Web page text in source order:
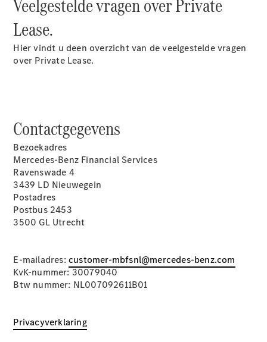
GLE
GLE
GLE Coupé
GLE
Coupé
Nieuw
G-Klasse
Terreinwagen
Elektrisch
G-Klasse
Terreinwagen
Configurator
Mercedes-
Benz Store
Alle Estates
CLA
Veelgestelde vragen over Private
Lease.
Hier vindt u deen overzicht van de veelgestelde vragen
over Private Lease.
Contactgegevens
Bezoekadres
Mercedes-Benz Financial Services
Ravenswade 4
3439 LD Nieuwegein
Postadres
Postbus 2453
3500 GL Utrecht
E-mailadres:customer-mbfsnl@mercedes-benz.com
KvK-nummer: 30079040
Btw nummer: NL007092611B01
Privacyverklaring